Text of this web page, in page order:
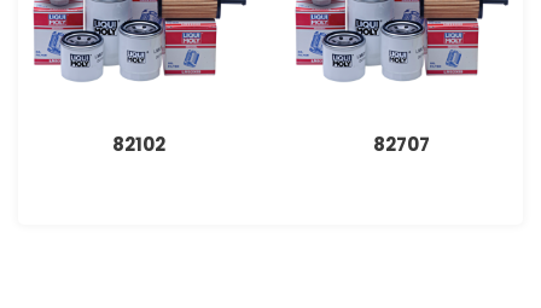
82707
82102